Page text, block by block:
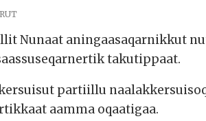
Nunaat aningaasaqarnikkut
takutippaat.
partiillu
aamma oqaatigaa.